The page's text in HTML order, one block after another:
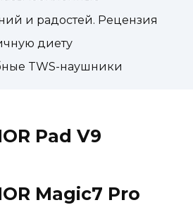
и радостей. Рецензия
диету
TWS-наушники
Pad V9
Magic7 Pro